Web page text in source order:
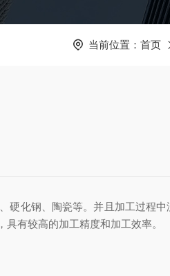
当前位置： 首页
化钢、陶瓷等。并且加工过程
有较高的加工精度和加工效率。